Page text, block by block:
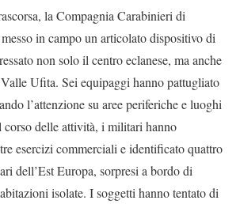
la Compagnia Carabinieri di
in campo un articolato dispositivo di
non solo il centro eclanese, ma anche
Ufita. Sei equipaggi hanno pattugliato
l’attenzione su aree periferiche e luoghi
corso delle attività, i militari hanno
esercizi commerciali e identificato quattro
dell’Est Europa, sorpresi a bordo di
isolate. I soggetti hanno tentato di